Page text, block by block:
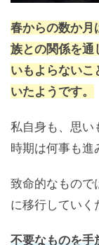
春からの数か月
族との関係を通
いもよらないこ
いたようです。
私自身も、思い
時期は何事も進
致命的なもので
に移行していく
不要なものを手